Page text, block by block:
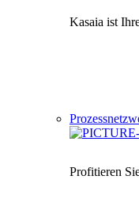
Kasaia ist
Profitieren